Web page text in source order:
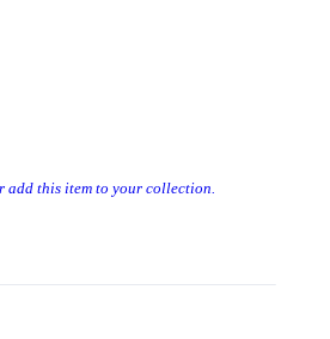
add this item to your collection.